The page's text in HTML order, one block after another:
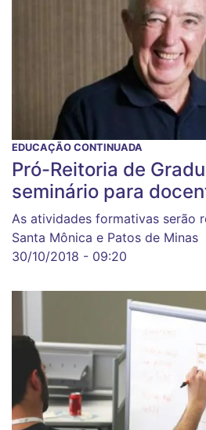
EDUCAÇÃO CONTINUADA
Pró-Reitoria de
seminário para
As atividades formativas serão
Santa Mônica e Patos de Minas
30/10/2018 - 09:20